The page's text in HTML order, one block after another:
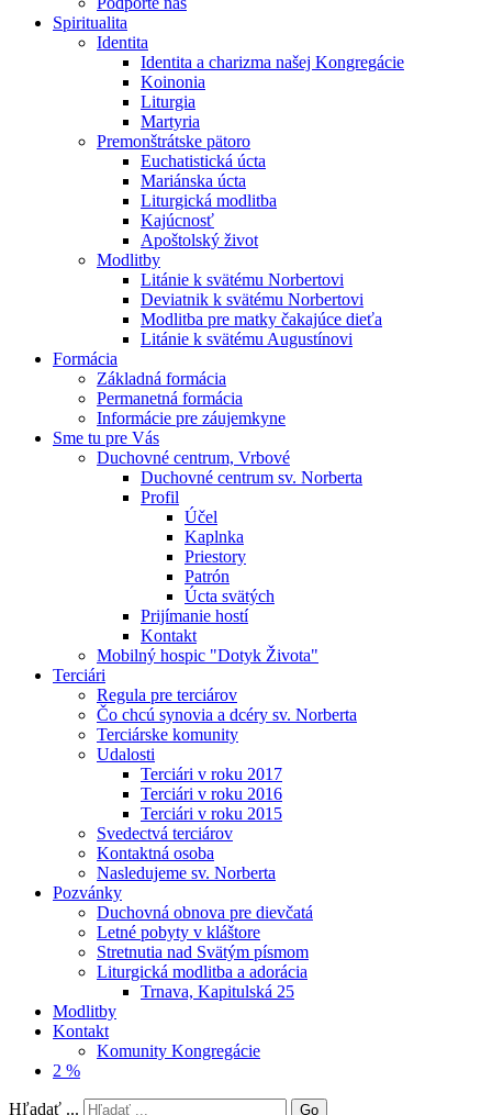
Spiritualita
Identita
Identita a charizma našej Kongregácie
Koinonia
Liturgia
Martyria
Premonštrátske pätoro
Euchatistická úcta
Mariánska úcta
Liturgická modlitba
Kajúcnosť
Apoštolský život
Modlitby
Litánie k svätému Norbertovi
Deviatnik k svätému Norbertovi
Modlitba pre matky čakajúce dieťa
Litánie k svätému Augustínovi
Formácia
Základná formácia
Permanetná formácia
Informácie pre záujemkyne
Sme tu pre Vás
Duchovné centrum, Vrbové
Duchovné centrum sv. Norberta
Profil
Účel
Kaplnka
Priestory
Patrón
Úcta svätých
Prijímanie hostí
Kontakt
Mobilný hospic "Dotyk Života"
Terciári
Regula pre terciárov
Čo chcú synovia a dcéry sv. Norberta
Terciárske komunity
Udalosti
Terciári v roku 2017
Terciári v roku 2016
Terciári v roku 2015
Svedectvá terciárov
Kontaktná osoba
Nasledujeme sv. Norberta
Pozvánky
Duchovná obnova pre dievčatá
Letné pobyty v kláštore
Stretnutia nad Svätým písmom
Liturgická modlitba a adorácia
Trnava, Kapitulská 25
Modlitby
Kontakt
Komunity Kongregácie
2 %
Hľadať ... Go